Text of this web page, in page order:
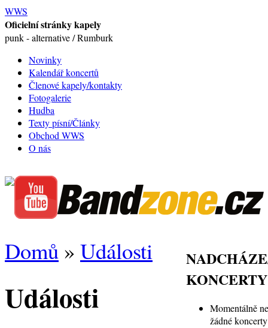
WWS
Oficielní stránky kapely
punk - alternative / Rumburk
Novinky
Kalendář koncertů
Členové kapely/kontakty
Fotogalerie
Hudba
Texty písní/Články
Obchod WWS
O nás
Domů » Události
Události
KONCERTY
Momentálně
žádné koncerty